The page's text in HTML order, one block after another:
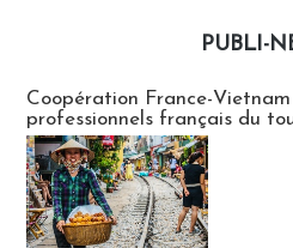
PUBLI-
Coopération France-
professionnels français du